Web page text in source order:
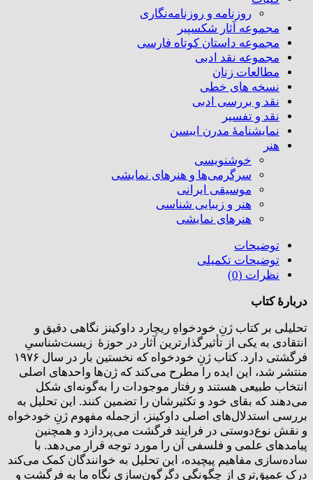
روزنامه و روزنامه‌نگاری
مجموعه آثار شکسپیر
مجموعه داستان کوتاه فارسی
مجموعه نقد ادبی
مطالعات زنان
نسخه های خطی
نقد و بررسی ادبی
نقد و تفسیر
نمایشنامۀ مدرن ایبسن
هنر
خوشنویسی
سرگرمی‌ها و هنرهای نمایشی
موسیقی ایرانی
هنر و زیبایی شناسی
هنر‌های نمایشی
توضیحات
توضیحات تکمیلی
نظرات (0)
دربارۀ کتاب
تحلیلی بر کتاب ژنِ خودخواهِ ریچارد داوکینز نگاهی دقیق و
انتقادی به یکی از تأثیرگذارترین آثار در حوزۀ زیست‌شناسیِ
فرگشتی دارد. کتاب ژنِ خودخواه که نخستین بار در سال ۱۹۷۶
منتشر شد، این ایده را مطرح می‌کند که ژن‌ها واحدهای اصلی
انتخاب طبیعی هستند و رفتار موجودات را به‌گونه‌ای شکل
می‌دهند که بقای خود و تکثیرشان را تضمین کنند. این تحلیل به
بررسی استدلال‌های اصلی داوکینز، ازجمله مفهوم ژنِ خودخواه
و نقش نوع‌دوستی در فرایند فرگشت می‌پردازد و همچنین
پیامدهای علمی و فلسفی آن را مورد توجه قرار می‌دهد. با
ساده‌سازی مفاهیم پیچیده، این تحلیل به خوانندگان کمک می‌کند
درک عمیق‌تری از چگونگی دگرگون‌سازی نگاه ما به فرگشت و